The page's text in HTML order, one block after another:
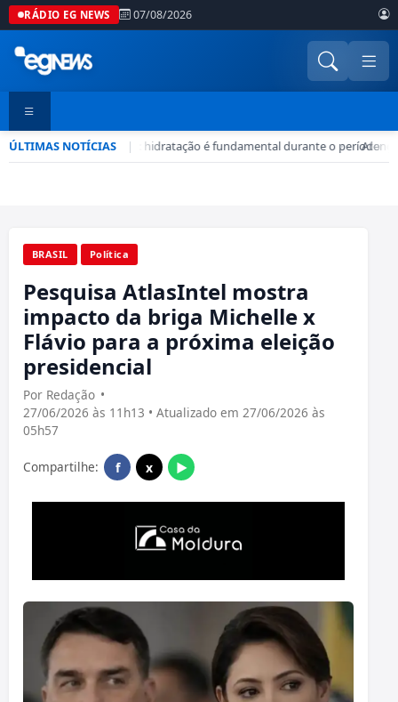
RÁDIO EG NEWS 07/08/2026
ÚLTIMAS NOTÍCIAS |
Seca no DF: hidratação é fundamental durante o período
•
BRASIL Política
Pesquisa AtlasIntel mostra
impacto da briga Michelle x
Flávio para a próxima eleição
presidencial
Por Redação •
27/06/2026 às 11h13 • Atualizado em 27/06/2026 às
05h57
Compartilhe: f x ▶